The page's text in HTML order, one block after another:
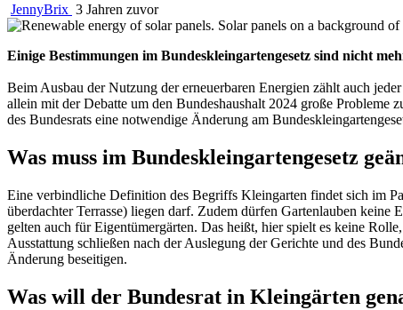
JennyBrix 3 Jahren zuvor
Einige Bestimmungen im Bundeskleingartengesetz sind nicht
Beim Ausbau der Nutzung der erneuerbaren Energien zählt auch
allein mit der Debatte um den Bundeshaushalt 2024 große
des Bundesrats eine notwendige Änderung am
Was muss im Bundeskleingartengesetz
Eine verbindliche Definition des Begriffs Kleingarten findet sich im
überdachter Terrasse) liegen darf. Zudem dürfen Gartenlauben
gelten auch für Eigentümergärten. Das heißt, hier spielt es keine
Ausstattung schließen nach der Auslegung der Gerichte und des
Änderung beseitigen.
Was will der Bundesrat in Kleingärten